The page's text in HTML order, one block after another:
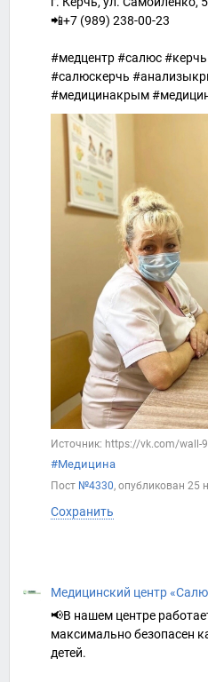
📲+7 (989) 238-00-23
#медцентр #салюс
#салюскерчь
#медицинакрым
Источник: https://vk.com/wall-
#Медицина
Пост №4330, опубликован 25
Сохранить
Медицинский центр
📢В нашем центре
максимально безопасен
детей.